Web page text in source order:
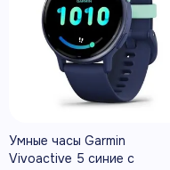
ДО 11
Умные часы Garmin
Vivoactive 5 синие с